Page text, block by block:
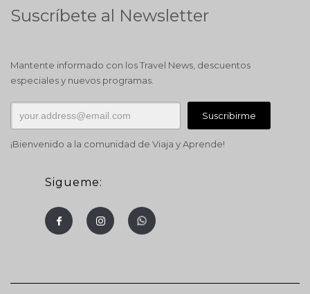
Suscríbete al Newsletter
Mantente informado con los Travel News, descuentos
especiales y nuevos programas.
¡Bienvenido a la comunidad de Viaja y Aprende!
Sigueme: